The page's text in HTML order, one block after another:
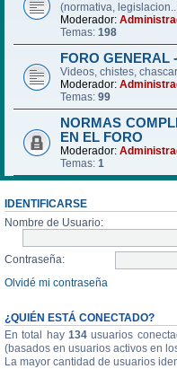
(normativa,
Moderador:
Temas: 198
FORO GENERAL
Videos, chistes,
Moderador:
Temas: 99
NORMAS
EN EL FORO
Moderador:
Temas: 1
IDENTIFICARSE
Nombre de Usuario:
Contraseña:
Olvidé mi contraseña
¿QUIÉN ESTÁ CONECTADO?
En total hay 134usuarios
(basados en usuarios activos en
La mayor cantidad de usuarios